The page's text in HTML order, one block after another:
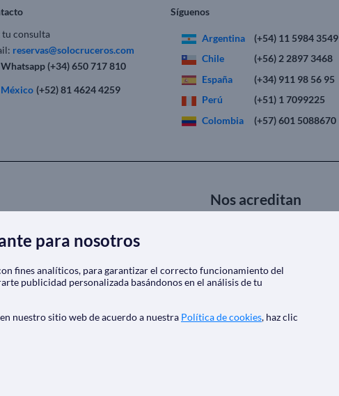
tu consulta
reservas@solocruceros.com
Whatsapp(+34) 650 717 810
México (+52) 81 4624 4259
Síguenos
Argentina
(+54) 11 5984 3549
Chile
(+56) 2 2897 3468
España
(+34) 911 98 56 95
Perú
(+51) 1 7099225
Colombia
(+57) 601 5088670
Nos acreditan
para nosotros
fines analíticos, para garantizar el correcto funcionamiento del
publicidad personalizada basándonos en el análisis de tu
nuestro sitio web de acuerdo a nuestra Política de cookies, haz clic